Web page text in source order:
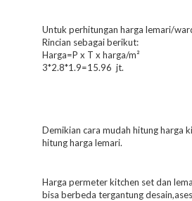
Untuk perhitungan harga lemari/
Rincian sebagai berikut:
Harga=P x T x harga/m²
3*2.8*1.9=15.96 jt.
Demikian cara mudah hitung harga
hitung harga lemari.
Harga permeter kitchen set dan
bisa berbeda tergantung